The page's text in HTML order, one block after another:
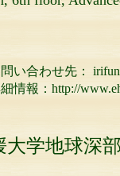
：
大学地球深